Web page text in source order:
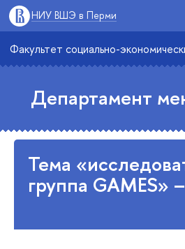
НИУ ВШЭ в Перми
Факультет социально-
Департамент
Тема
группа GAMES»